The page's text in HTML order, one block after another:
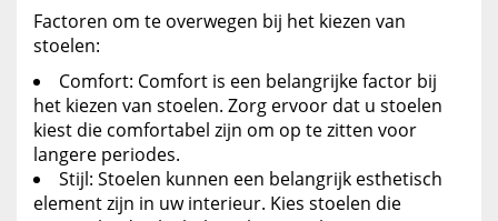
Factoren om te overwegen bij het kiezen van
stoelen:
Comfort: Comfort is een belangrijke factor bij
het kiezen van stoelen. Zorg ervoor dat u stoelen
kiest die comfortabel zijn om op te zitten voor
langere periodes.
Stijl: Stoelen kunnen een belangrijk esthetisch
element zijn in uw interieur. Kies stoelen die